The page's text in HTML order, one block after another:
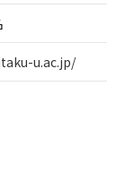
u.ac.jp/